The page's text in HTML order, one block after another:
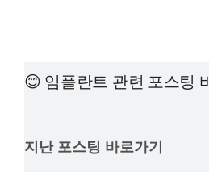
😊 임플란트 관련 포스팅
지난 포스팅 바로가기